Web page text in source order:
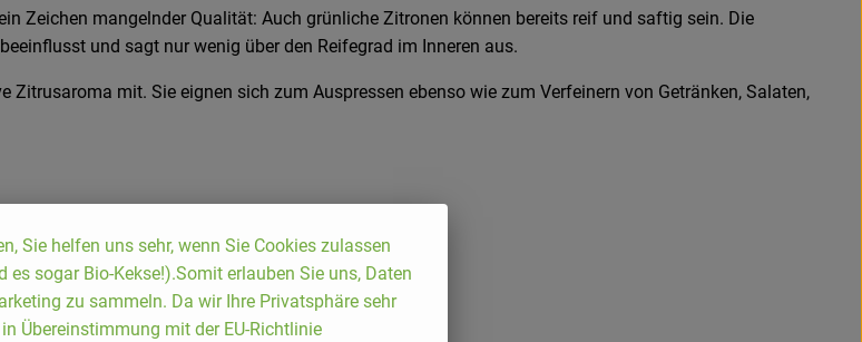
Zeichen mangelnder Qualität: Auch grünliche Zitronen können bereits reif und saftig sein. Die
und sagt nur wenig über den Reifegrad im Inneren aus.
mit. Sie eignen sich zum Auspressen ebenso wie zum Verfeinern von Getränken, Salaten,
Sie helfen uns sehr, wenn Sie Cookies zulassen
es sogar Bio-Kekse!).Somit erlauben Sie uns, Daten
zu sammeln. Da wir Ihre Privatsphäre sehr
Übereinstimmung mit der EU-Richtlinie